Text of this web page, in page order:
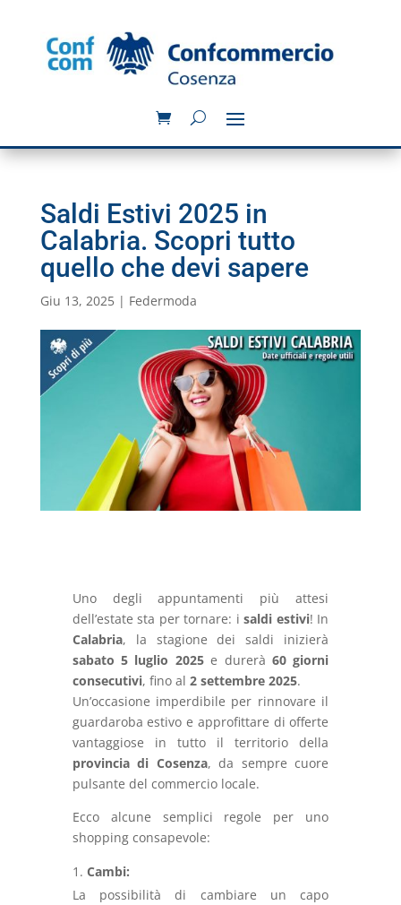
Saldi Estivi 2025 in
Calabria. Scopri tutto
quello che devi sapere
Giu 13, 2025| Federmoda
Uno degli appuntamenti più attesi
dell’estate sta per tornare: isaldi estivi! In
Calabria, la stagione dei saldi inizierà
sabato 5 luglio 2025e durerà 60 giorni
consecutivi, fino al 2 settembre 2025.
Un’occasione imperdibile per rinnovare il
guardaroba estivo e approfittare di offerte
vantaggiose in tutto il territorio della
provincia di Cosenza, da sempre cuore
pulsante del commercio locale.
Ecco alcune semplici regole per uno
shopping consapevole:
Cambi:
La possibilità di cambiare un capo